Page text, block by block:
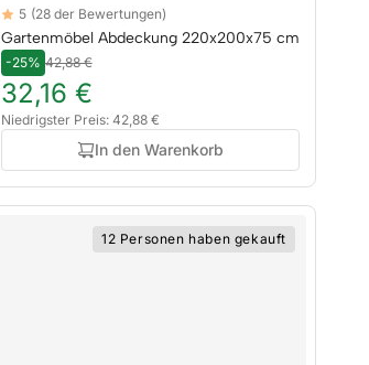
Reviews
5 out of 5 stars
5 (28 der Bewertungen)
Gartenmöbel Abdeckung 220x200x75 cm
-25% 42,88 €
32,16 €
Niedrigster Preis: 42,88 €
In den Warenkorb
12 Personen haben gekauft